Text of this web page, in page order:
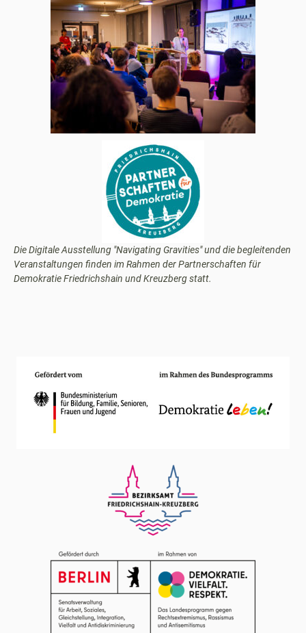
Die Digitale Ausstellung "Navigating Gravities" und die begleitenden
Veranstaltungen finden im Rahmen der Partnerschaften für
Demokratie Friedrichshain und Kreuzberg statt.